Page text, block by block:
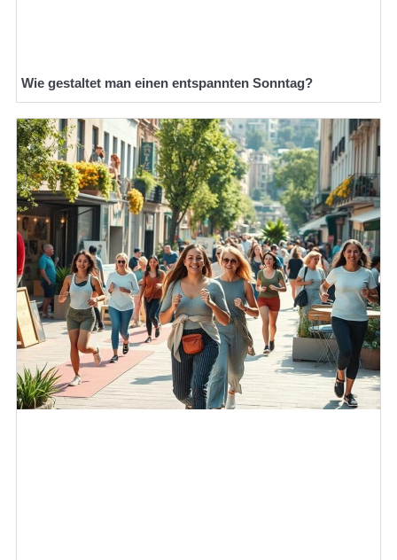
Wie gestaltet man einen entspannten Sonntag?